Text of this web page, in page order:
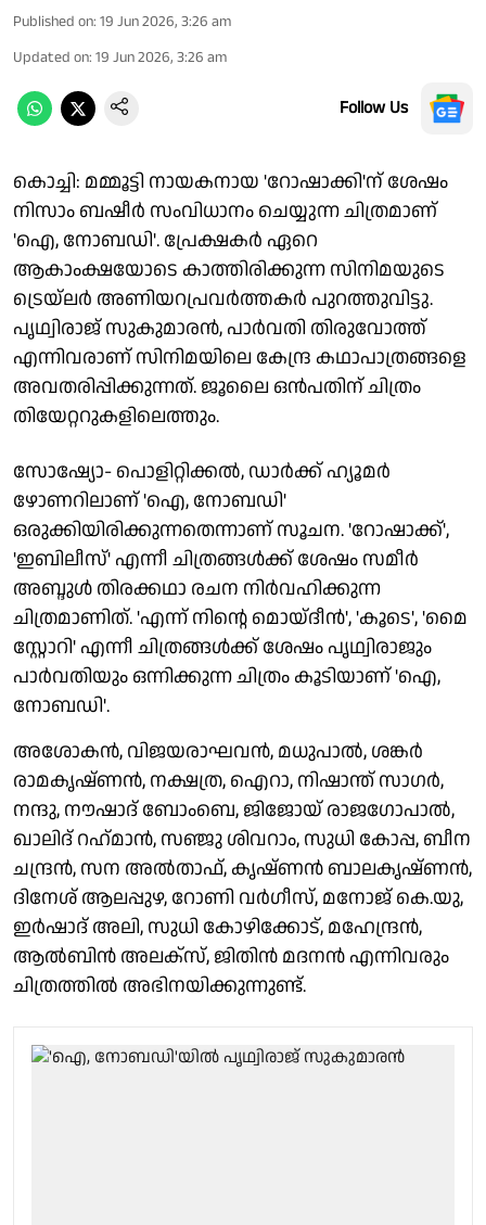
Published on: 19 Jun 2026, 3:26 am
Updated on: 19 Jun 2026, 3:26 am
Follow Us
കൊച്ചി: മമ്മൂട്ടി നായകനായ 'റോഷാക്കി'ന് ശേഷം
നിസാം ബഷീര്‍ സംവിധാനം ചെയ്യുന്ന ചിത്രമാണ്
'ഐ, നോബഡി'. പ്രേക്ഷകർ ഏറെ
ആകാംക്ഷയോടെ കാത്തിരിക്കുന്ന സിനിമയുടെ
ട്രെയ്‌ലർ അണിയറപ്രവർത്തകർ പുറത്തുവിട്ടു.
പൃഥ്വിരാജ് സുകുമാരൻ, പാർവതി തിരുവോത്ത്
എന്നിവരാണ് സിനിമയിലെ കേന്ദ്ര കഥാപാത്രങ്ങളെ
അവതരിപ്പിക്കുന്നത്. ജൂലൈ ഒൻപതിന് ചിത്രം
തിയേറ്ററുകളിലെത്തും.
സോഷ്യോ- പൊളിറ്റിക്കൽ, ഡാർക്ക് ഹ്യൂമർ
ഴോണറിലാണ് 'ഐ, നോബഡി'
ഒരുക്കിയിരിക്കുന്നതെന്നാണ് സൂചന. 'റോഷാക്ക്',
'ഇബിലീസ്' എന്നീ ചിത്രങ്ങൾക്ക് ശേഷം സമീര്‍
അബ്ദുള്‍ തിരക്കഥാ രചന നിർവഹിക്കുന്ന
ചിത്രമാണിത്. 'എന്ന് നിന്റെ മൊയ്‌ദീൻ', 'കൂടെ', 'മൈ
സ്റ്റോറി' എന്നീ ചിത്രങ്ങൾക്ക് ശേഷം പൃഥ്വിരാജും
പാർവതിയും ഒന്നിക്കുന്ന ചിത്രം കൂടിയാണ് 'ഐ,
നോബഡി'.
അശോകൻ, വിജയരാഘവൻ, മധുപാൽ, ശങ്കർ
രാമകൃഷ്ണൻ, നക്ഷത്ര, ഐറാ, നിഷാന്ത് സാഗർ,
നന്ദു, നൗഷാദ് ബോംബെ, ജിജോയ് രാജഗോപാൽ,
ഖാലിദ് റഹ്‌മാൻ, സഞ്ജു ശിവറാം, സുധി കോപ്പ, ബീന
ചന്ദ്രൻ, സന അൽതാഫ്, കൃഷ്ണൻ ബാലകൃഷ്ണൻ,
ദിനേശ് ആലപ്പുഴ, റോണി വർഗീസ്, മനോജ് കെ.യു,
ഇർഷാദ് അലി, സുധി കോഴിക്കോട്, മഹേന്ദ്രൻ,
ആൽബിൻ അലക്‌സ്, ജിതിൻ മദനൻ എന്നിവരും
ചിത്രത്തിൽ അഭിനയിക്കുന്നുണ്ട്.